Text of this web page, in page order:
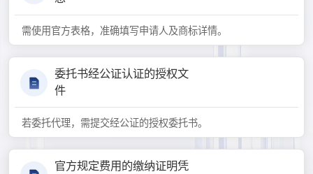
需使用官方表格，准确填写申请人及商标详情。
委托书经公证认证的授权文
件
若委托代理，需提交经公证的授权委托书。
官方规定费用的缴纳证明凭